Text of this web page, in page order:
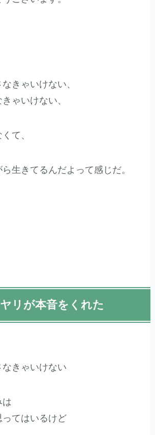
きゃいけない、
ゃいけない、
て、
生きてるんだよって感じだ。
リが本音をくれた
きゃいけない
は
てはいるけど